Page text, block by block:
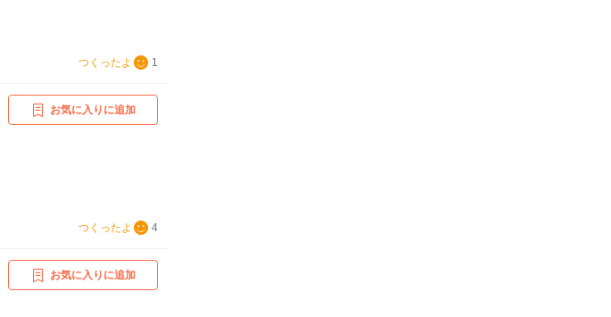
つくったよ 1
お気に入りに追加
つくったよ 4
お気に入りに追加